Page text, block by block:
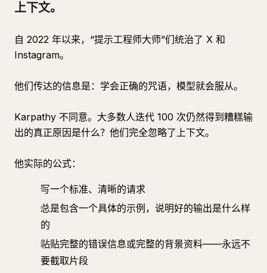
上下文。
自 2022 年以来，“提示工程师大师”们统治了 X 和
Instagram。
他们传达的信息是：学会正确的咒语，模型就会服从。
Karpathy 不同意。大多数人迭代 100 次仍然得到糟糕输
出的真正原因是什么？他们完全忽略了上下文。
他实际的公式：
写一个标准、清晰的请求
总是包含一个具体的示例，说明好的输出是什么样
的
粘贴完整的错误信息或完整的背景资料——永远不
要截取片段